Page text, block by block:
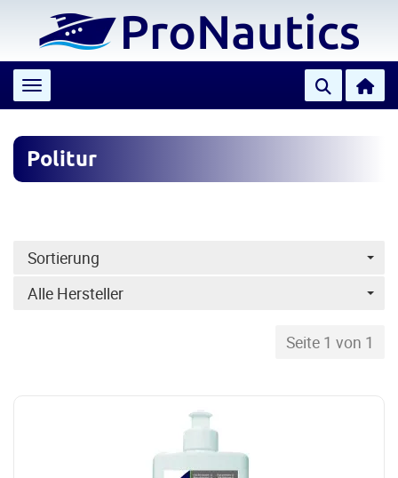
Toggle navigation
Politur
Sortierung
Alle Hersteller
Seite 1 von 1